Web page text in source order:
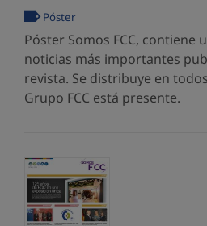
Póster
Póster Somos FCC, contiene
noticias más importantes
revista. Se distribuye en
Grupo FCC está presente.